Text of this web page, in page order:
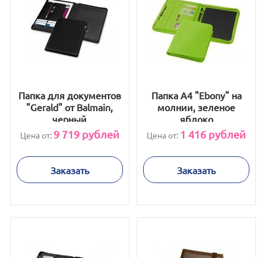
Папка для документов
"Gerald" от Balmain,
черный
Цена от: 9 719рублей
Заказать
Папка A4 "Ebony" на
молнии, зеленое
яблоко
Цена от: 1 416 рублей
Заказать